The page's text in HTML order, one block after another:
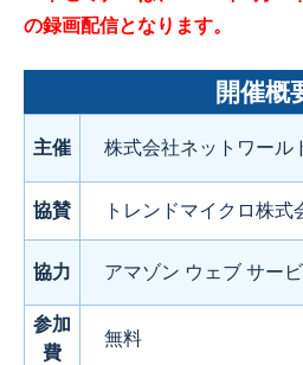
の録画配信となります。
開催概
主催 株式会社ネットワール
協賛 トレンドマイクロ株式
協力
アマゾン ウェブ サー
参加
費
無料